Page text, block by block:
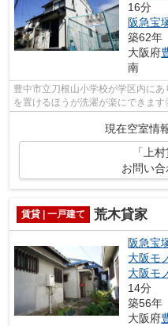
16分
阪急宝
築62年
大阪府
南
豊中市立刀根山小学校が学区内に
を置けるほうが洗濯が楽にできま
現在空室情
「上
お問い
賃貸 | 一戸建て 荒木貸家
阪急宝
大阪モ
大阪モ
14分
築56年
大阪府